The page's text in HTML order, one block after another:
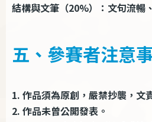
結構與文筆（20%）：文句流暢
五、參賽者注意
1. 作品須為原創，嚴禁抄襲，文
2. 作品未曾公開發表。